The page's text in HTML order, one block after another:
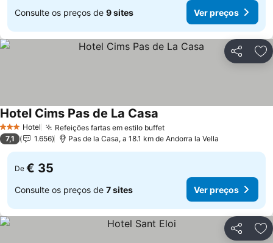
Consulte os preços de 9 sites Ver preços
Partilhar
3 EstrelasHotel Refeições fartas em estilo buffetVer preços
Hotel Cims Pas de La Casa
7,1 1.656 Pas de la Casa, a 18.1 km de Andorra la Vella
De € 35
Consulte os preços de 7 sites Ver preços
Partilhar